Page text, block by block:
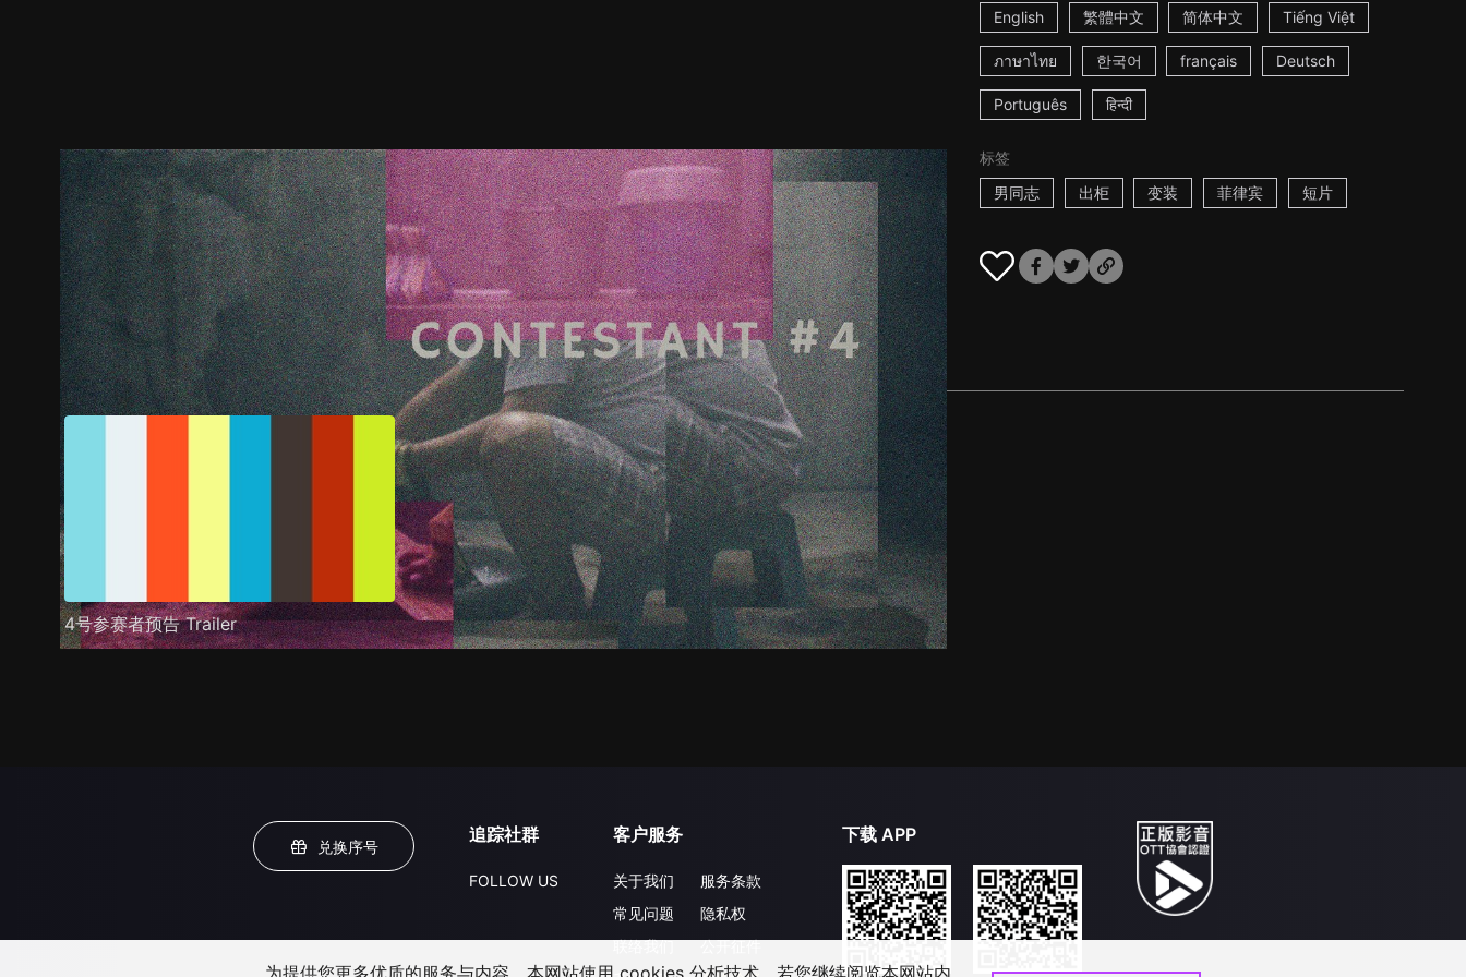
English 繁體中文 简体中文 Tiếng Việt
ภาษาไทย 한국어 français Deutsch
Português हिन्दी
标签
男同志
出柜 变装 菲律宾 短片
预告 剧照 推荐影片 剧情介绍
4号参赛者预告 Trailer
兑换序号
追踪社群
FOLLOW US
客户服务
关于我们
常见问题
联络我们
服务条款
隐私权
公开征件
下载 APP
为提供您更多优质的服务与内容，本网站使用 cookies 分析技术。若您继续阅览本网站内